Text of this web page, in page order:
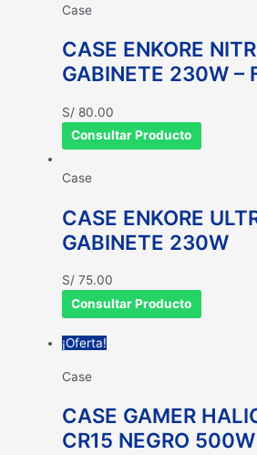
Case
CASE ENKORE
GABINETE 230W –
S/ 80.00
Consultar Producto
Case
CASE ENKORE
GABINETE 230W
S/ 75.00
Consultar Producto
¡Oferta!
Case
CASE GAMER
CR15 NEGRO